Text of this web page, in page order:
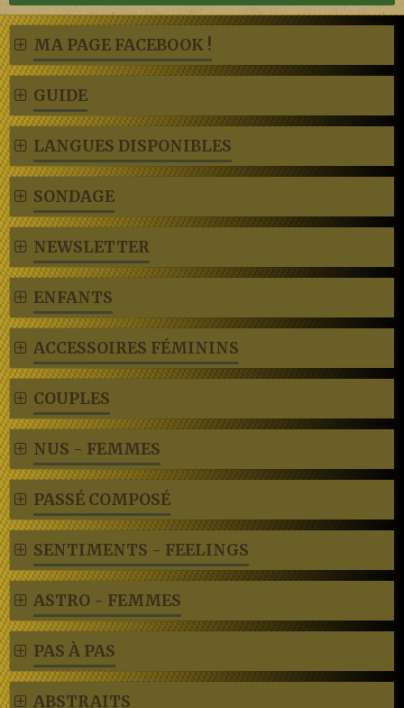
MA PAGE FACEBOOK !
GUIDE
LANGUES DISPONIBLES
SONDAGE
NEWSLETTER
ENFANTS
ACCESSOIRES FÉMININS
COUPLES
NUS - FEMMES
PASSÉ COMPOSÉ
SENTIMENTS - FEELINGS
ASTRO - FEMMES
PAS À PAS
ABSTRAITS